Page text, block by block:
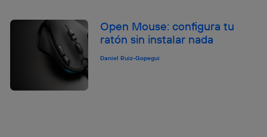
Open Mouse: configura tu
ratón sin instalar nada
Daniel Ruiz-Gopegui